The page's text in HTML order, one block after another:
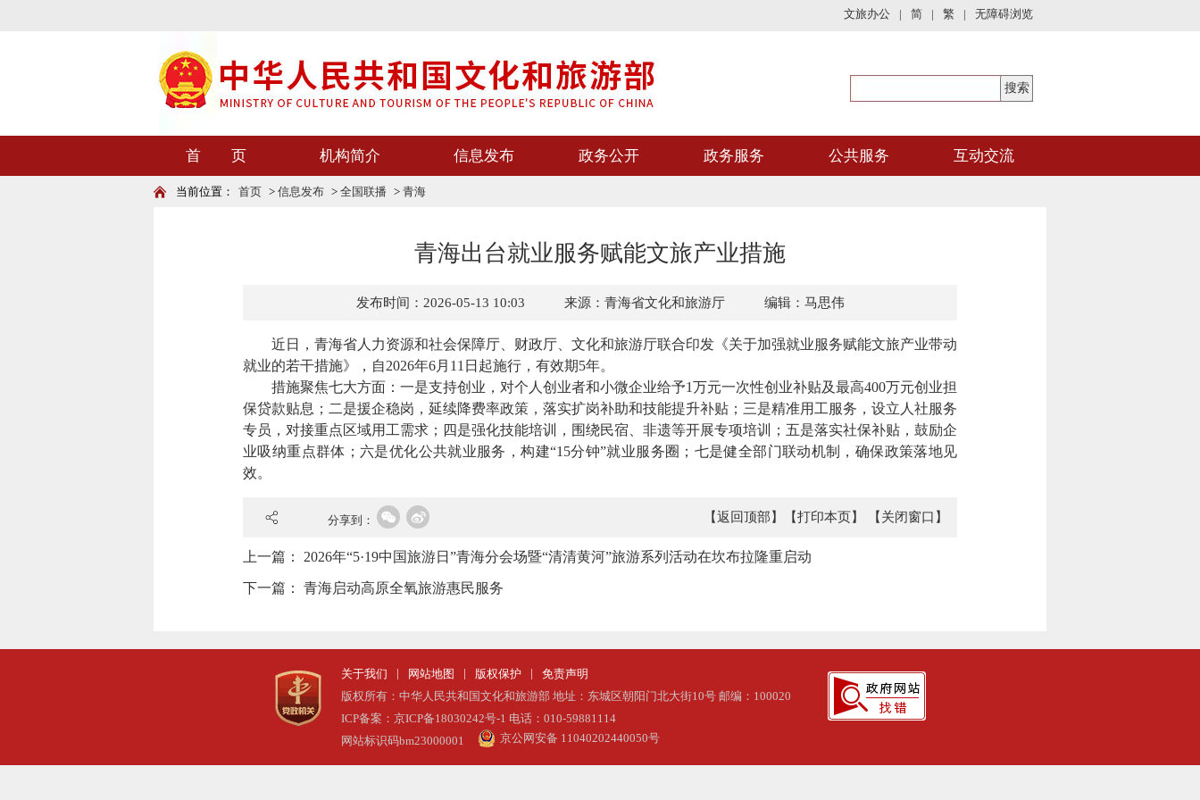
文旅办公 | 简 | 繁 | 无障碍浏览
首 页 机构简介 信息发布 政务公开 政务服务 公共服务 互动交流
当前位置： 首页 > 信息发布 > 全国联播 > 青海
青海出台就业服务赋能文旅产业措施
发布时间：2026-05-13 10:03 来源：青海省文化和旅游厅 编辑：马思伟
近日，青海省人力资源和社会保障厅、财政厅、文化和旅游厅联合印发《关于加强就业服务赋能文旅产业带动
就业的若干措施》，自2026年6月11日起施行，有效期5年。
措施聚焦七大方面：一是支持创业，对个人创业者和小微企业给予1万元一次性创业补贴及最高400万元创业担
保贷款贴息；二是援企稳岗，延续降费率政策，落实扩岗补助和技能提升补贴；三是精准用工服务，设立人社服务
专员，对接重点区域用工需求；四是强化技能培训，围绕民宿、非遗等开展专项培训；五是落实社保补贴，鼓励企
业吸纳重点群体；六是优化公共就业服务，构建“15分钟”就业服务圈；七是健全部门联动机制，确保政策落地见
效。
分享到： 【返回顶部】 【打印本页】 【关闭窗口】
上一篇： 2026年“5·19中国旅游日”青海分会场暨“清清黄河”旅游系列活动在坎布拉隆重启动
下一篇： 青海启动高原全氧旅游惠民服务